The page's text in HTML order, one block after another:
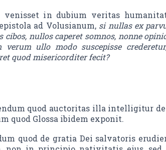
venisset in dubium veritas
ad Volusianum, si nullas ex
cibos, nullos caperet somnos, nonne
verum ullo modo suscepisse
quod misericorditer fecit?
quod auctoritas illa intelligitur
quod Glossa ibidem exponit.
quod de gratia Dei salvatoris